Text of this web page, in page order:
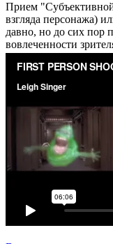
Прием
взгляда персонажа)
давно, но до сих пор
вовлеченности